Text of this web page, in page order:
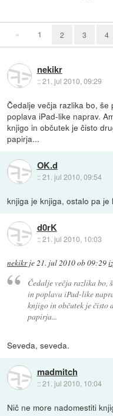
« 1 2 3 4
nekikr
::21. jul 2010, 09:29
Čedalje večja razlika bo,
poplava iPad-like naprav.
knjigo in občutek je čisto
papirja...
OK.d
::21. jul 2010, 09:54
knjiga je knjiga, ostalo pa
d0rK
::21. jul 2010, 10:03
nekikrje21. jul 2010 ob 09:29
Čedalje večja razlika bo,
in poplava iPad-like
knjigo in občutek je čisto
papirja...
Seveda, seveda.
madmitch
::21. jul 2010, 10:04
Nič ne more nadomestiti